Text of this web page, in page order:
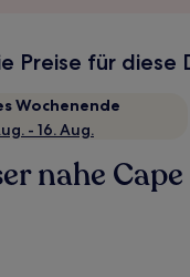
Preise für diese
Wochenende
- 16. Aug.
nahe